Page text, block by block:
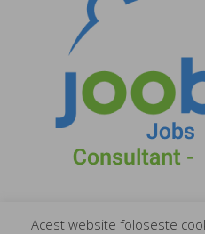
Acest website foloseste